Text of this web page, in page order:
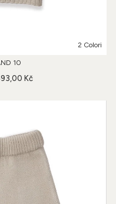
2 Colori
10
Kč